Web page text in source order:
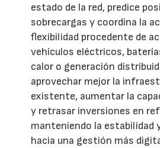
estado de la red, predice
sobrecargas y coordina la
flexibilidad procedente de
vehículos eléctricos,
calor o generación
aprovechar mejor la
existente, aumentar la
y retrasar inversiones en
manteniendo la estabilidad
hacia una gestión más